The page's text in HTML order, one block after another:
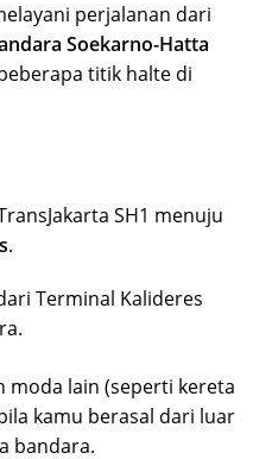
perjalanan dari
Soekarno-Hatta
titik halte di
SH1 menuju
.
Terminal Kalideres
moda lain (seperti kereta
kamu berasal dari luar
bandara.